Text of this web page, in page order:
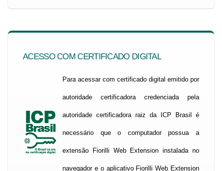
ACESSO COM CERTIFICADO DIGITAL
Para acessar com certificado digital emitido por
autoridade certificadora credenciada pela
autoridade certificadora raiz da ICP Brasil é
necessário que o computador possua a
extensão Fiorilli Web Extension instalada no
navegador e o aplicativo Fiorilli Web Extension